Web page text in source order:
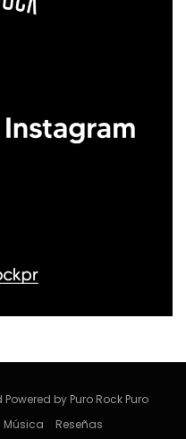
by Puro Rock Puro
Música Reseñas